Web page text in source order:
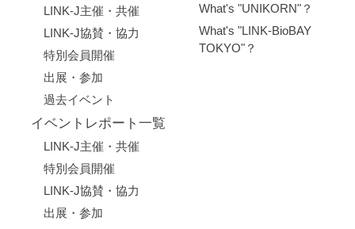
LINK-J主催・共催
LINK-J協賛・協力
特別会員開催
出展・参加
過去イベント
イベントレポート一覧
LINK-J主催・共催
特別会員開催
LINK-J協賛・協力
出展・参加
What's "UNIKORN"？
What's "LINK-BioBAY
TOKYO"？